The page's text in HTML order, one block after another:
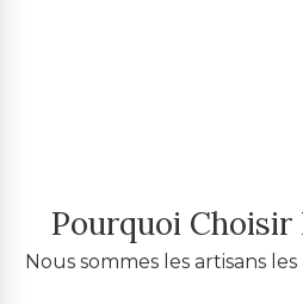
Pourquoi Choisir
Nous sommes les artisans